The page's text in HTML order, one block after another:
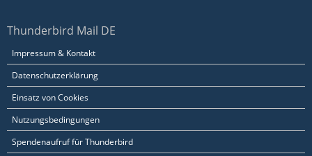
Thunderbird Mail DE
Impressum & Kontakt
Datenschutzerklärung
Einsatz von Cookies
Nutzungsbedingungen
Spendenaufruf für Thunderbird